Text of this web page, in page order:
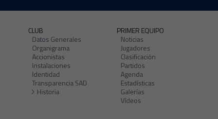
CLUB
Datos Generales
Organigrama
Accionistas
Instalaciones
Identidad
Transparencia SAD
Historia
PRIMER EQUIPO
Noticias
Jugadores
Clasificación
Partidos
Agenda
Estadísticas
Galerías
Vídeos